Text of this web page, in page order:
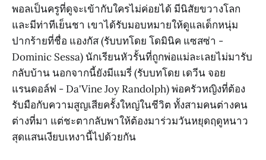
พอลเป็นครูที่ดูจะเข้ากับใครไม่ค่อยได้ มีนิสัยขวางโลก
และมีท่าทีเย็นชา เขาได้รับมอบหมายให้ดูแลเด็กหนุ่ม
ปากร้ายที่ชื่อ แองกัส (รับบทโดย โดมินิค แซสซ่า -
Dominic Sessa) นักเรียนหัวรั้นที่ถูกพ่อแม่ละเลยไม่มารับ
กลับบ้าน นอกจากนี้ยังมีแมรี่ (รับบทโดย เดวีน จอย
แรนดอล์ฟ - Da'Vine Joy Randolph) พ่อครัวหญิงที่ต้อง
รับมือกับความสูญเสียครั้งใหญ่ในชีวิต ทั้งสามคนต่างคน
ต่างที่มา แต่ชะตากลับพาให้ต้องมาร่วมวันหยุดฤดูหนาว
สุดแสนเงียบเหงานี้ไปด้วยกัน